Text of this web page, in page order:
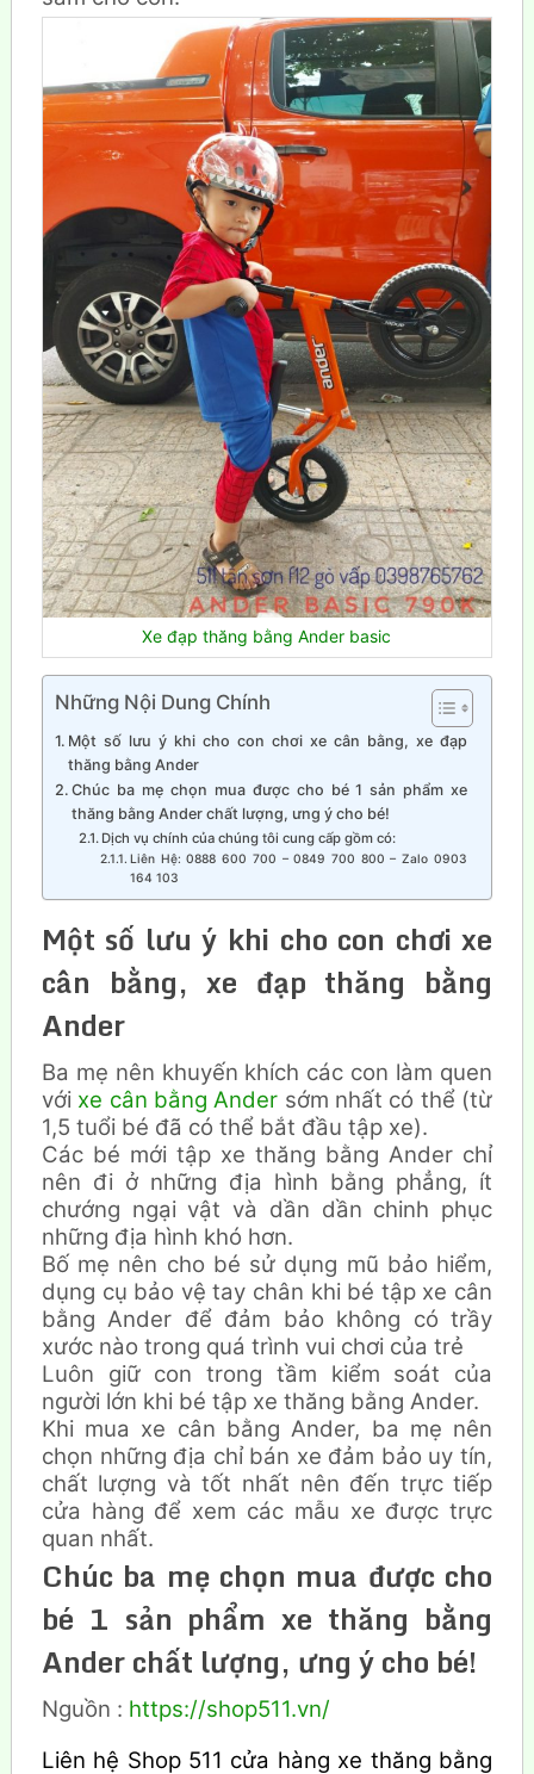
Xe đạp thăng bằng Ander basic
Những Nội Dung Chính
Một số lưu ý khi cho con chơi xe cân bằng, xe đạp
thăng bằng Ander
Chúc ba mẹ chọn mua được cho bé 1 sản phẩm xe
thăng bằng Ander chất lượng, ưng ý cho bé!
Dịch vụ chính của chúng tôi cung cấp gồm có:
Liên Hệ: 0888 600 700 – 0849 700 800 – Zalo 0903
164 103
Một số lưu ý khi cho con chơi xe
cân bằng, xe đạp thăng bằng
Ander
Ba mẹ nên khuyến khích các con làm quen
với xe cân bằng Ander sớm nhất có thể (từ
1,5 tuổi bé đã có thể bắt đầu tập xe).
Các bé mới tập xe thăng bằng Ander chỉ
nên đi ở những địa hình bằng phẳng, ít
chướng ngại vật và dần dần chinh phục
những địa hình khó hơn.
Bố mẹ nên cho bé sử dụng mũ bảo hiểm,
dụng cụ bảo vệ tay chân khi bé tập xe cân
bằng Ander để đảm bảo không có trầy
xước nào trong quá trình vui chơi của trẻ
Luôn giữ con trong tầm kiểm soát của
người lớn khi bé tập xe thăng bằng Ander.
Khi mua xe cân bằng Ander, ba mẹ nên
chọn những địa chỉ bán xe đảm bảo uy tín,
chất lượng và tốt nhất nên đến trực tiếp
cửa hàng để xem các mẫu xe được trực
quan nhất.
Chúc ba mẹ chọn mua được cho
bé 1 sản phẩm xe thăng bằng
Ander chất lượng, ưng ý cho bé!
Nguồn : https://shop511.vn/
Liên hệ Shop 511 cửa hàng xe thăng bằng